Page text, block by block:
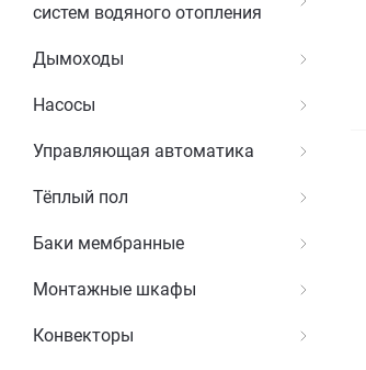
систем водяного отопления
Дымоходы
Насосы
Управляющая автоматика
Тёплый пол
Баки мембранные
Монтажные шкафы
Конвекторы